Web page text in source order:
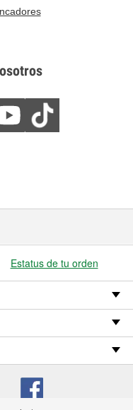
Estatus de tu orden